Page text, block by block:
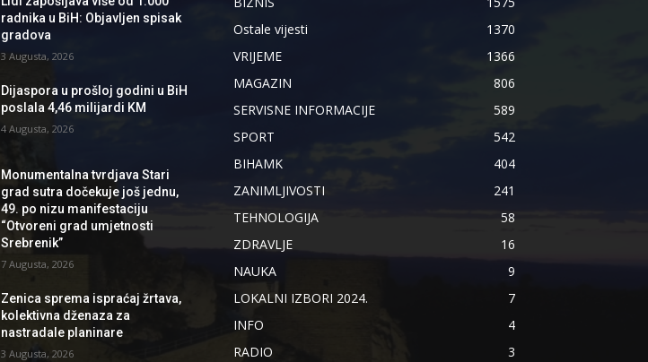
radnika u BiH: Objavljen spisak
gradova
3 Augusta, 2026
Dijaspora u prošloj godini u BiH
poslala 4,46 milijardi KM
4 Augusta, 2026
Monumentalna tvrdjava Stari
grad sutra dočekuje još jednu,
49. po nizu manifestaciju
“Otvoreni grad umjetnosti
Srebrenik”
7 Augusta, 2026
Zenica sprema ispraćaj žrtava,
kolektivna dženaza za
nastradale planinare
3 Augusta, 2026
Ostale vijesti
1370
VRIJEME
1366
MAGAZIN
806
SERVISNE INFORMACIJE
589
SPORT
542
BIHAMK
404
ZANIMLJIVOSTI
241
TEHNOLOGIJA
58
ZDRAVLJE
16
NAUKA
9
LOKALNI IZBORI 2024.
7
INFO
4
RADIO
3